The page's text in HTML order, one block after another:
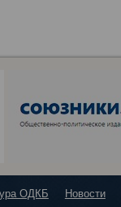
ОДКБ Новости